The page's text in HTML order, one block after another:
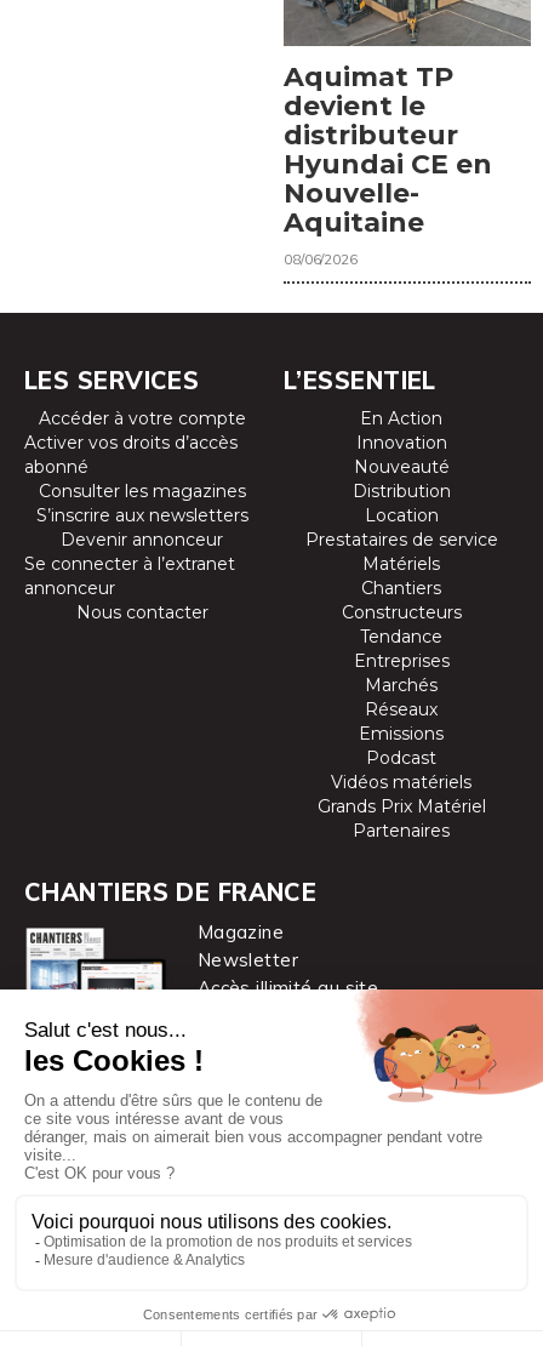
Aquimat TP
devient le
distributeur
Hyundai CE en
Nouvelle-
Aquitaine
08/06/2026
LES SERVICES
Accéder à votre compte
Activer vos droits d’accès
abonné
Consulter les magazines
S’inscrire aux newsletters
Devenir annonceur
Se connecter à l’extranet
annonceur
Nous contacter
L’ESSENTIEL
En Action
Innovation
Nouveauté
Distribution
Location
Prestataires de service
Matériels
Chantiers
Constructeurs
Tendance
Entreprises
Marchés
Réseaux
Emissions
Podcast
Vidéos matériels
Grands Prix Matériel
Partenaires
CHANTIERS DE FRANCE
Magazine
Newsletter
Accès illimité au site
Chantiers de France est une marque
| Mentions légales